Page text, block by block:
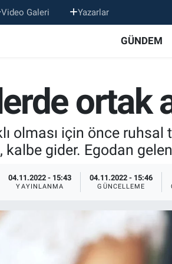
Video Galeri Yazarlar
GÜNDEM
ortak
olması için önce
kalbe gider. Egodan
04.11.2022 - 15:43
YAYINLANMA
04.11.2022 - 15:46
GÜNCELLEME